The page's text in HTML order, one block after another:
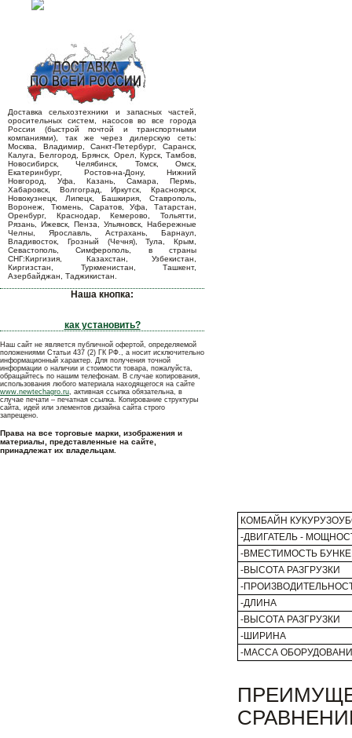
Доставка сельхозтехники и запасных частей,
оросительных систем, насосов во все города
России (быстрой почтой и транспортными
компаниями), так же через дилерскую сеть:
Москва, Владимир, Санкт-Петербург, Саранск,
Калуга, Белгород, Брянск, Орел, Курск, Тамбов,
Новосибирск, Челябинск, Томск, Омск,
Екатеринбург, Ростов-на-Дону, Нижний
Новгород, Уфа, Казань, Самара, Пермь,
Хабаровск, Волгоград, Иркутск, Красноярск,
Новокузнецк, Липецк, Башкирия, Ставрополь,
Воронеж, Тюмень, Саратов, Уфа, Татарстан,
Оренбург, Краснодар, Кемерово, Тольятти,
Рязань, Ижевск, Пенза, Ульяновск, Набережные
Челны, Ярославль, Астрахань, Барнаул,
Владивосток, Грозный (Чечня), Тула, Крым,
Севастополь, Симферополь, в страны
СНГ:Киргизия, Казахстан, Узбекистан,
Киргизстан, Туркменистан, Ташкент,
Азербайджан, Таджикистан.
Наша кнопка:
как установить?
Наш сайт не является публичной офертой, определяемой
положениями Статьи 437 (2) ГК РФ., а носит исключительно
информационный характер. Для получения точной
информации о наличии и стоимости товара, пожалуйста,
обращайтесь по нашим телефонам. В случае копирования,
использования любого материала находящегося на сайте
www.newtechagro.ru, активная ссылка обязательна, в
случае печати – печатная ссылка. Копирование структуры
сайта, идей или элементов дизайна сайта строго
запрещено.
Права на все торговые марки, изображения и
материалы, представленные на сайте,
принадлежат их владельцам.
КОМБАЙН
-ДВИГАТЕЛЬ -
-ВМЕСТИМОСТЬ
-ВЫСОТА РАЗГРУЗКИ
-
-ДЛИНА
-ВЫСОТА РАЗГРУЗКИ
-ШИРИНА
-МАССА